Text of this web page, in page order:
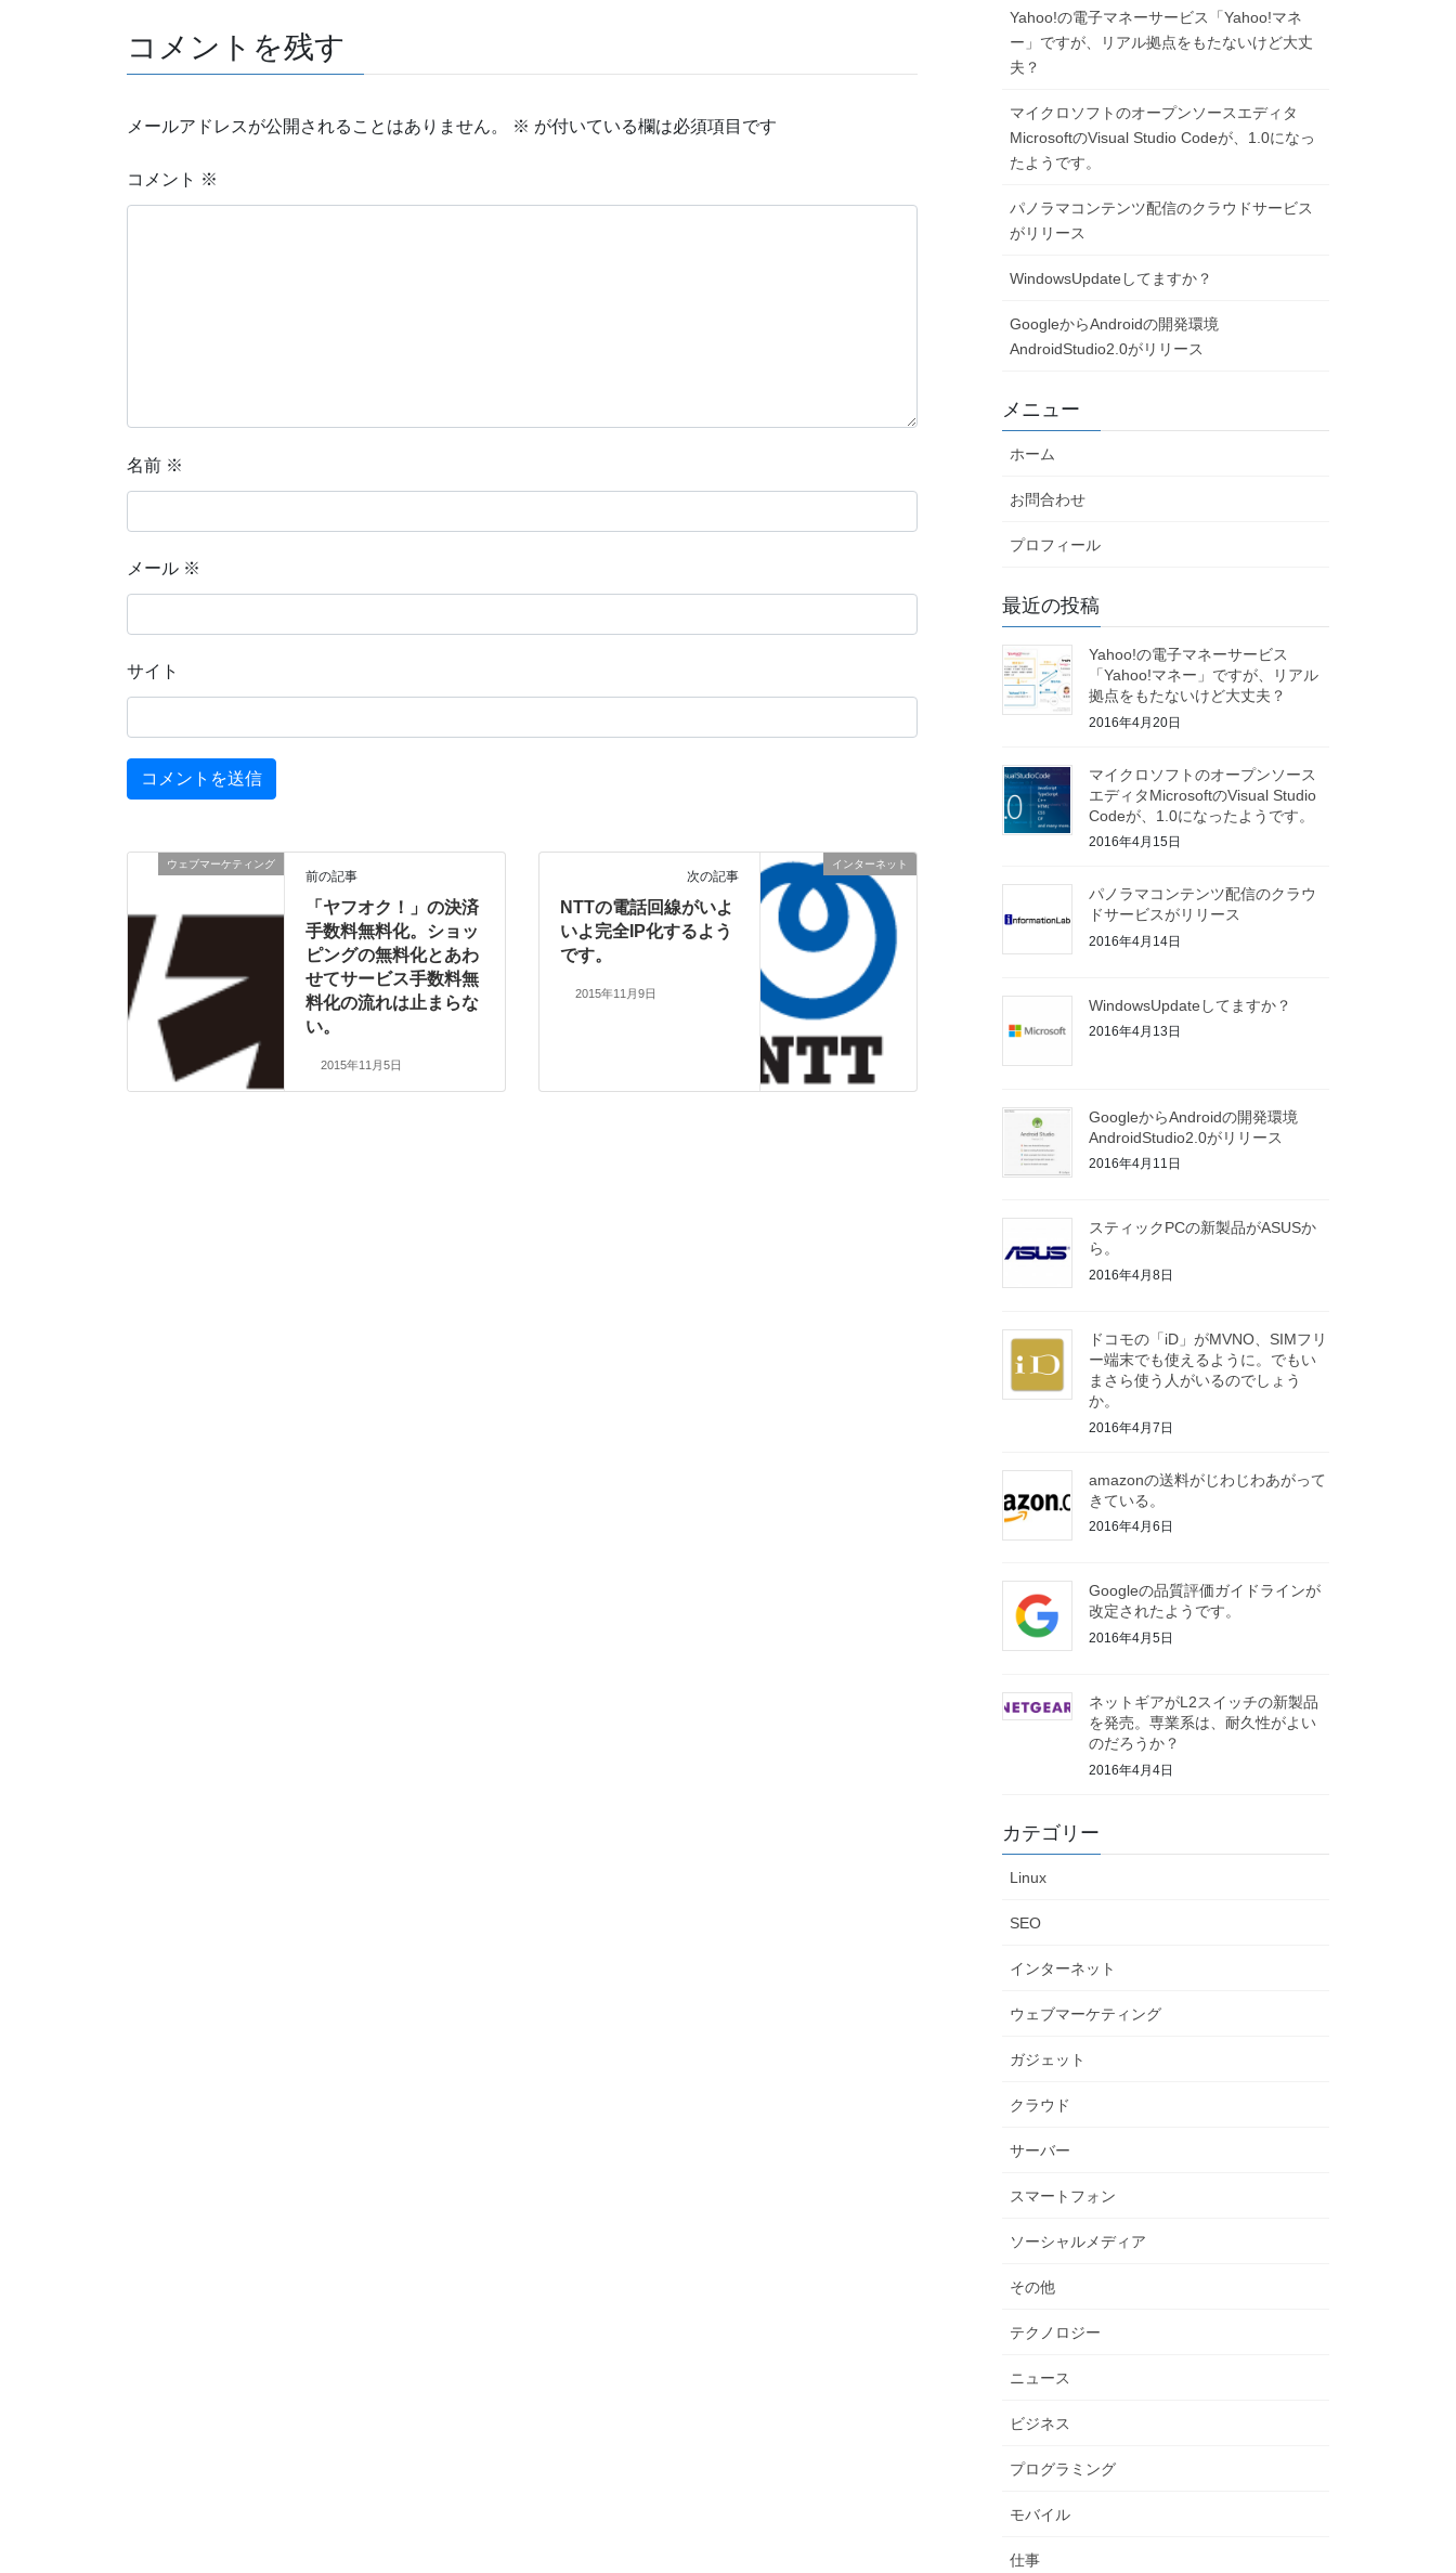
コメントを残す
メールアドレスが公開されることはありません。 ※ が付いている欄は必須項目です
コメント ※
名前 ※
メール ※
サイト
ウェブマーケティング
前の記事
「ヤフオク！」の決済
手数料無料化。ショッ
ピングの無料化とあわ
せてサービス手数料無
料化の流れは止まらな
い。
2015年11月5日
インターネット
次の記事
NTTの電話回線がいよ
いよ完全IP化するよう
です。
2015年11月9日
Yahoo!の電子マネーサービス「Yahoo!マネ
ー」ですが、リアル拠点をもたないけど大丈
夫？
マイクロソフトのオープンソースエディタ
MicrosoftのVisual Studio Codeが、1.0になっ
たようです。
パノラマコンテンツ配信のクラウドサービス
がリリース
WindowsUpdateしてますか？
GoogleからAndroidの開発環境
AndroidStudio2.0がリリース
メニュー
ホーム
お問合わせ
プロフィール
最近の投稿
Yahoo!の電子マネーサービス
「Yahoo!マネー」ですが、リアル
拠点をもたないけど大丈夫？
2016年4月20日
マイクロソフトのオープンソース
エディタMicrosoftのVisual Studio
Codeが、1.0になったようです。
2016年4月15日
パノラマコンテンツ配信のクラウ
ドサービスがリリース
2016年4月14日
WindowsUpdateしてますか？
2016年4月13日
GoogleからAndroidの開発環境
AndroidStudio2.0がリリース
2016年4月11日
スティックPCの新製品がASUSか
ら。
2016年4月8日
ドコモの「iD」がMVNO、SIMフリ
ー端末でも使えるように。でもい
まさら使う人がいるのでしょう
か。
2016年4月7日
amazonの送料がじわじわあがって
きている。
2016年4月6日
Googleの品質評価ガイドラインが
改定されたようです。
2016年4月5日
ネットギアがL2スイッチの新製品
を発売。専業系は、耐久性がよい
のだろうか？
2016年4月4日
カテゴリー
Linux
SEO
インターネット
ウェブマーケティング
ガジェット
クラウド
サーバー
スマートフォン
ソーシャルメディア
その他
テクノロジー
ニュース
ビジネス
プログラミング
モバイル
仕事